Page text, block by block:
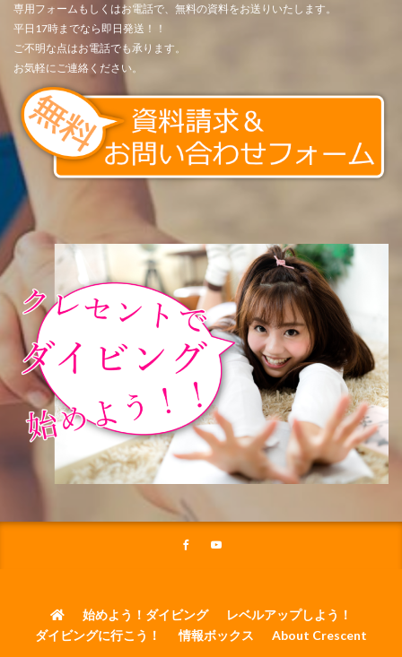
専用フォームもしくはお電話で、無料の資料をお送りいたします。
平日17時までなら即日発送！！
ご不明な点はお電話でも承ります。
お気軽にご連絡ください。
始めよう！ダイビング
レベルアップしよう！
ダイビングに行こう！
情報ボックス About Crescent